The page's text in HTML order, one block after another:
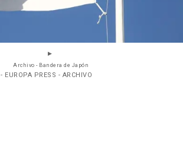
Archivo - Bandera de Japón
- EUROPA PRESS - ARCHIVO